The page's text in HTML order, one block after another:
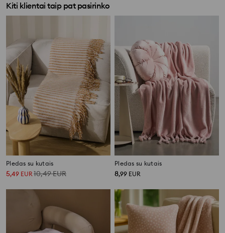
Kiti klientai taip pat pasirinko
Pledas su kutais
5,49 EUR10,49EUR
Pledas su kutais
8,99 EUR